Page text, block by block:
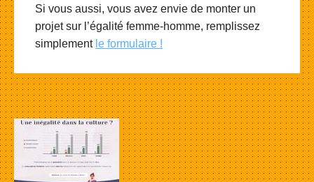
Si vous aussi, vous avez envie de monter un
projet sur l’égalité femme-homme, remplissez
simplement le formulaire !